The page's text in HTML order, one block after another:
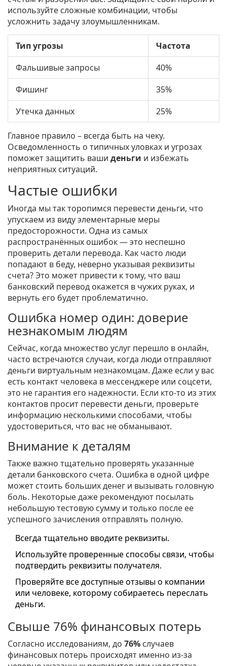
используйте сложные комбинации, чтобы
усложнить задачу злоумышленникам.
Тип угрозы
Частота
Фальшивые запросы
40%
Фишинг
35%
Утечка данных
25%
Главное правило – всегда быть на чеку.
Осведомленность о типичных уловках и угрозах
поможет защитить ваши деньги и избежать
неприятных ситуаций.
Частые ошибки
Иногда мы так торопимся перевести деньги, что
упускаем из виду элементарные меры
предосторожности. Одна из самых
распространённых ошибок — это неспешно
проверить детали перевода. Как часто люди
попадают в беду, неверно указывая реквизиты
счета? Это может привести к тому, что ваш
банковский перевод окажется в чужих руках, и
вернуть его будет проблематично.
Ошибка номер один: доверие
незнакомым людям
Сейчас, когда множество услуг перешло в онлайн,
часто встречаются случаи, когда люди отправляют
деньги виртуальным незнакомцам. Даже если у вас
есть контакт человека в мессенджере или соцсети,
это не гарантия его надежности. Если кто-то из этих
контактов просит перевести деньги, проверьте
информацию несколькими способами, чтобы
удостовериться, что вас не обманывают.
Внимание к деталям
Также важно тщательно проверять указанные
детали банковского счета. Ошибка в одной цифре
может стоить больших денег и вызывать головную
боль. Некоторые даже рекомендуют посылать
небольшую тестовую сумму и только после ее
успешного зачисления отправлять полную.
Всегда тщательно вводите реквизиты.
Используйте проверенные способы связи, чтобы
подтвердить реквизиты получателя.
Проверяйте все доступные отзывы о компании
или человеке, которому собираетесь переслать
деньги.
Свыше 76% финансовых потерь
Согласно исследованиям, до 76% случаев
финансовых потерь происходят именно из-за